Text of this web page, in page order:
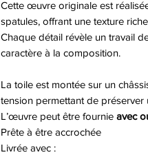
Cette œuvre originale est
spatules, offrant une texture
Chaque détail révèle un travail
caractère à la composition.
La toile est montée sur un
tension permettant de
L’œuvre peut être fournie avec
Prête à être accrochée
Livrée avec :